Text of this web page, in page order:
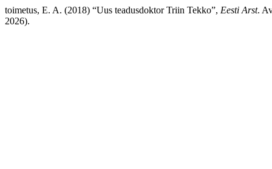
toimetus, E. A. (2018) “Uus teadusdoktor Triin Tekko”, Eesti Arst.
2026).